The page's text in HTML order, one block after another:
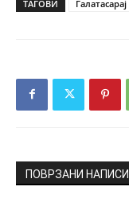
ТАГОВИ Галатасарај
ПОВРЗАНИ НАПИСИ